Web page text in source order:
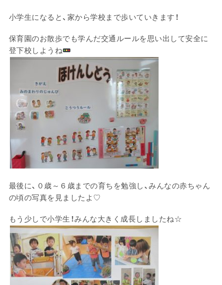
小学生になると、家から学校まで歩いていきます！
保育園のお散歩でも学んだ交通ルールを思い出して安全に
登下校しようね
最後に、０歳～６歳までの育ちを勉強し、みんなの赤ちゃん
の頃の写真を見ましたよ♡
もう少しで小学生！みんな大きく成長しましたね☆